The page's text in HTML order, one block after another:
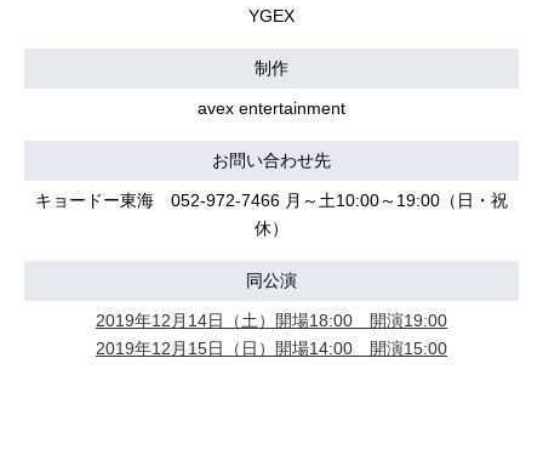
YGEX
制作
avex entertainment
お問い合わせ先
キョードー東海 052-972-7466 月～土10:00～19:00（日・祝
休）
同公演
2019年12月14日（土）開場18:00 開演19:00
2019年12月15日（日）開場14:00 開演15:00